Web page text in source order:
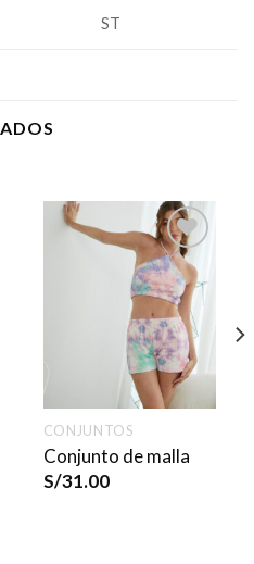
ST
CONJUNTOS
Conjunto de malla
S/31.00